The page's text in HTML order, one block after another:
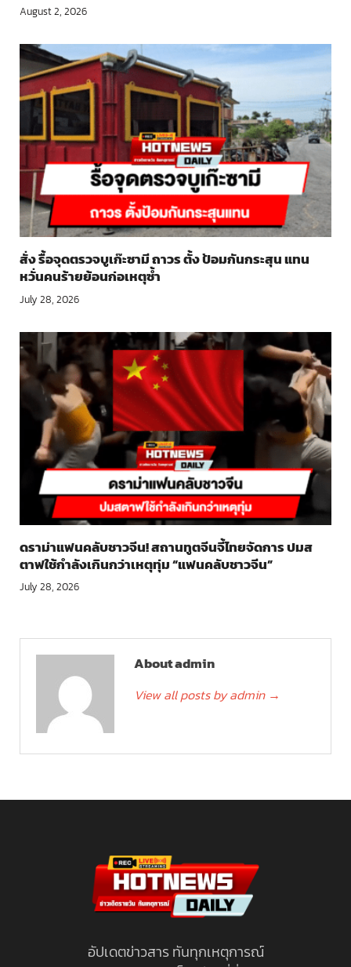
August 2, 2026
สั่ง รื้อจุดตรวจบูเก๊ะซามี ถาวร ตั้ง ป้อมกันกระสุน แทน
หวั่นคนร้ายย้อนก่อเหตุซ้ำ
July 28, 2026
ดราม่าแฟนคลับชาวจีน! สถานทูตจีนจี้ไทยจัดการ ปมส
ตาฟใช้กำลังเกินกว่าเหตุทุ่ม “แฟนคลับชาวจีน”
July 28, 2026
About admin
View all posts by admin →
อัปเดตข่าวสาร ทันทุกเหตุการณ์